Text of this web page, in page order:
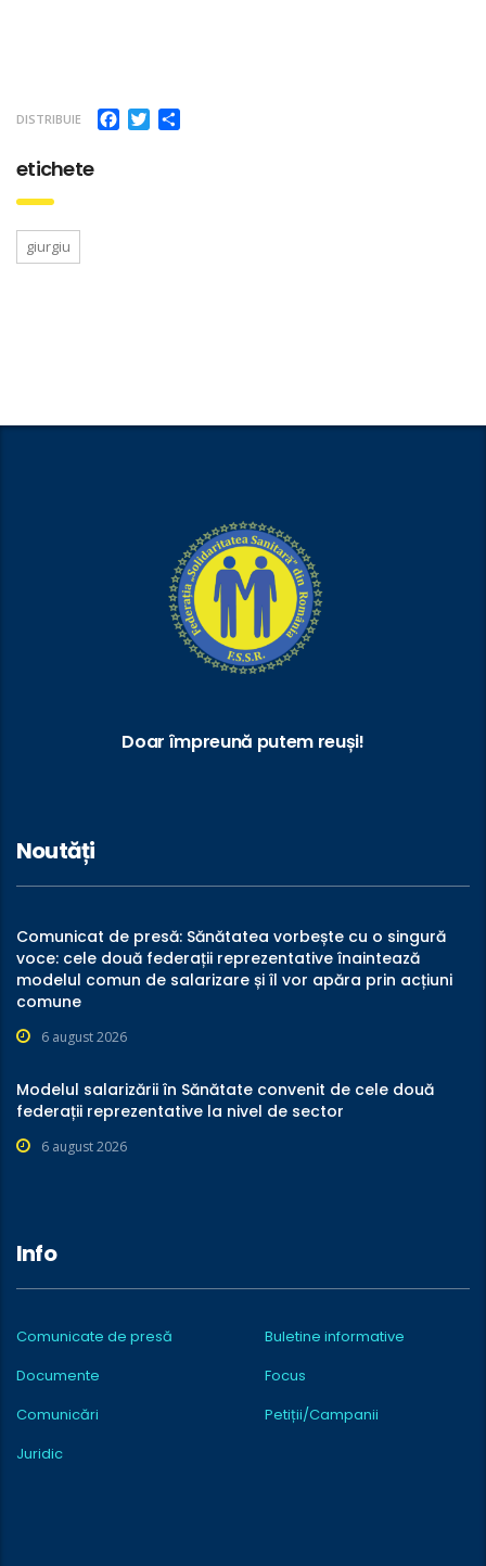
DISTRIBUIE Facebook
Twitter
etichete
giurgiu
Doar împreună putem reuși!
Noutăți
Comunicat de presă: Sănătatea vorbește cu o singură
voce: cele două federații reprezentative înaintează
modelul comun de salarizare și îl vor apăra prin acțiuni
comune
6 august 2026
Modelul salarizării în Sănătate convenit de cele două
federații reprezentative la nivel de sector
6 august 2026
Info
Comunicate de presă
Buletine informative
Documente
Focus
Comunicări
Petiții/Campanii
Juridic